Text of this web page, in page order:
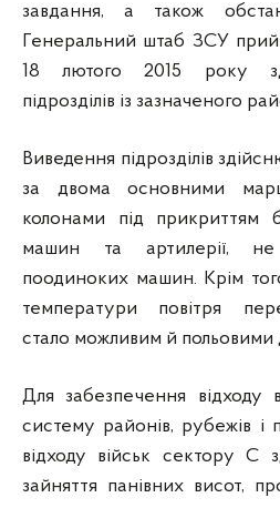
завдання, а також
Генеральний штаб ЗСУ
18 лютого 2015 року
підрозділів із зазначеного
Виведення підрозділів
за двома основними
колонами під прикриттям
машин та артилерії,
поодиноких машин. Крім
температури повітря
стало можливим й польовими
Для забезпечення відходу
систему районів, рубежів і
відходу військ сектору С
зайняття панівних висот,